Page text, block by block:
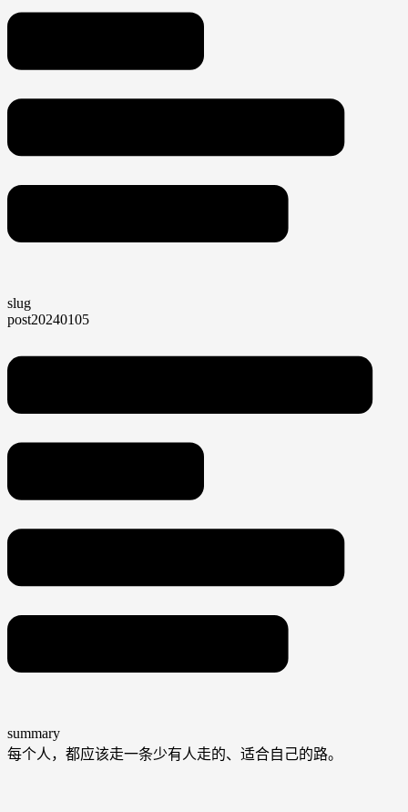
slug
post20240105
summary
每个人，都应该走一条少有人走的、适合自己的路。